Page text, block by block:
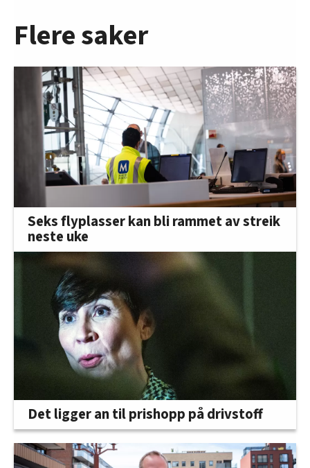
Flere saker
Seks flyplasser kan bli rammet av streik
neste uke
Det ligger an til prishopp på drivstoff